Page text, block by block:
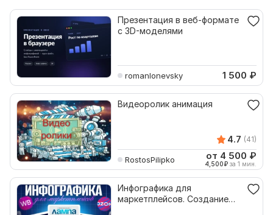
Презентация в веб-формате
с 3D-моделями
romanlonevsky 1 500 ₽
Видеоролик анимация
4.7 (41)
RostosPilipko от 4 500 ₽
4,500₽ за 1 мин.
Инфографика для
маркетплейсов. Создание